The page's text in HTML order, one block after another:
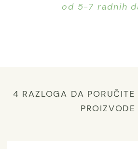
od 5-7 radnih
4 RAZLOGA DA PORUČITE
PROIZVODE